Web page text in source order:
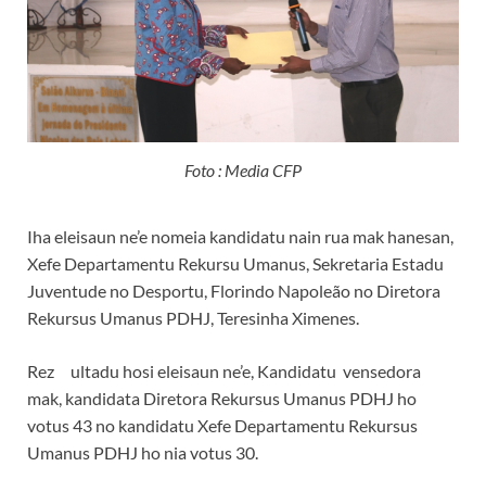
Foto : Media CFP
Iha eleisaun ne’e nomeia kandidatu nain rua mak hanesan,
Xefe Departamentu Rekursu Umanus, Sekretaria Estadu
Juventude no Desportu, Florindo Napoleão no Diretora
Rekursus Umanus PDHJ, Teresinha Ximenes.
Rez ultadu hosi eleisaun ne’e, Kandidatu vensedora
mak, kandidata Diretora Rekursus Umanus PDHJ ho
votus 43 no kandidatu Xefe Departamentu Rekursus
Umanus PDHJ ho nia votus 30.